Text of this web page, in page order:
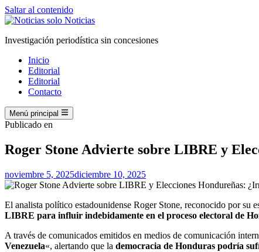
Saltar al contenido
Investigación periodística sin concesiones
Inicio
Editorial
Editorial
Contacto
Menú principal
Publicado en
Roger Stone Advierte sobre LIBRE y
noviembre 5, 2025diciembre 10, 2025
El analista político estadounidense Roger Stone, reconocido por su
LIBRE para influir indebidamente en el proceso electoral de
A través de comunicados emitidos en medios de comunicación
Venezuela«, alertando que la democracia de Honduras podría